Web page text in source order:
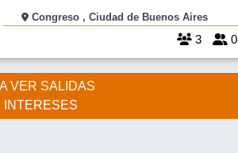
bordo. Luego nos quedamos unos días disfrutando
Congreso , Ciudad de Buenos Aires
3 0
VER SALIDAS
INTERESES